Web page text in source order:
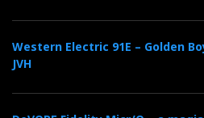
Western Electric 91E – Golden
JVH